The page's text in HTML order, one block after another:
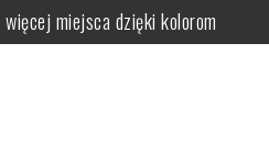
miejsca dzięki kolorom
i tworzyć nastrój